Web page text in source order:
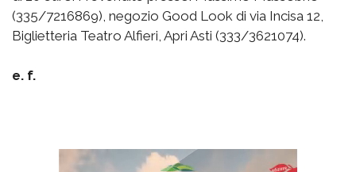
(335/7216869), negozio Good Look di via Incisa 12,
Biglietteria Teatro Alfieri, Apri Asti (333/3621074).
e. f.